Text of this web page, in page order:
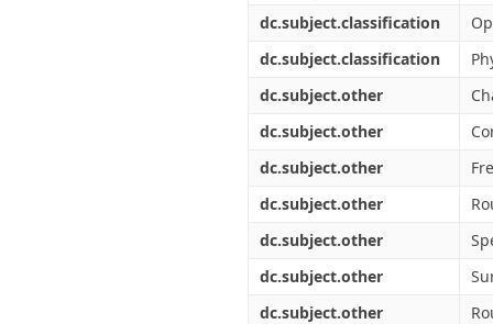
dc.subject.classification
dc.subject.classification
dc.subject.other
dc.subject.other
dc.subject.other
dc.subject.other
dc.subject.other
dc.subject.other
dc.subject.other